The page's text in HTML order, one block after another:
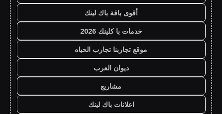
أقوى باقة باك لينك
خدمات با كلينك 2026
موقع تجاربنا تجارب الحياه
ديوان العرب
مشاريع
اعلانات باك لينك